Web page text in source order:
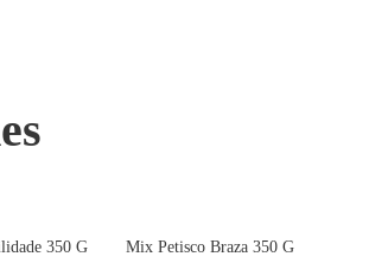
350 G Mix Petisco Braza 350 G